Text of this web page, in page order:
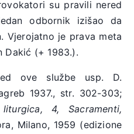
su pravili nered
odbornik izišao da
Vjerojatno je prava meta
Dakić (+ 1983.).
ove službe usp. D.
1937., str. 302-303;
4, Sacramenti,
Milano, 1959 (edizione